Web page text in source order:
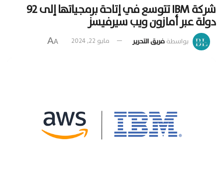
شركة IBM تتوسع في إتاحة برمجياتها إلى 92
دولة عبر أمازون ويب سيرفيسز
بواسطةفريق التحرير مايو 22, 2024 A
A